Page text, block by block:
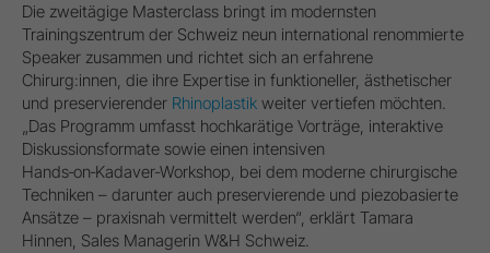
Die zweitägige Masterclass bringt im modernsten
Trainingszentrum der Schweiz neun international renommierte
Speaker zusammen und richtet sich an erfahrene
Chirurg:innen, die ihre Expertise in funktioneller, ästhetischer
und preservierender Rhinoplastik weiter vertiefen möchten.
„Das Programm umfasst hochkarätige Vorträge, interaktive
Diskussionsformate sowie einen intensiven
Hands‑on‑Kadaver‑Workshop, bei dem moderne chirurgische
Techniken – darunter auch preservierende und piezobasierte
Ansätze – praxisnah vermittelt werden“, erklärt Tamara
Hinnen, Sales Managerin W&H Schweiz.